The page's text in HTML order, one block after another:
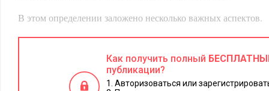
В этом определении заложено несколько важных аспектов.
Во-первых, мы исходим из того, что некоторые ресурсы
большинстве случаев это действительно так.
Скажем, редким ресурсом часто бывает время. Называя
Как получить полный
публикации?
Авторизоваться или